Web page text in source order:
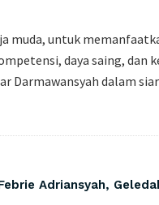
muda, untuk
daya saing, dan
Darmawansyah dalam
Adriansyah,